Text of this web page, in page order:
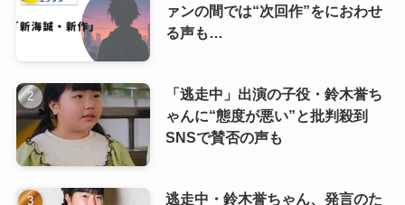
ァンの間では“次回作”をにおわせ
る声も…
「逃走中」出演の子役・鈴木誉ち
ゃんに“態度が悪い”と批判殺到
SNSで賛否の声も
逃走中・鈴木誉ちゃん、発言のた